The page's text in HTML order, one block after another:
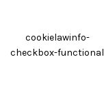
cookielawinfo-
checkbox-functional